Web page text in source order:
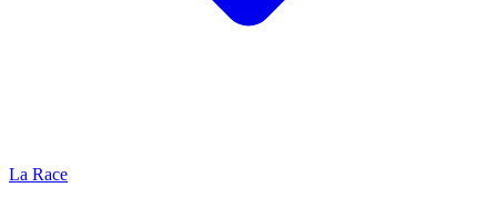
La Race